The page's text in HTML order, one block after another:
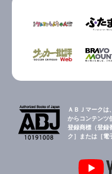
ＡＢＪマークは
からコンテンツ
登録商標（登録
ク］または［電